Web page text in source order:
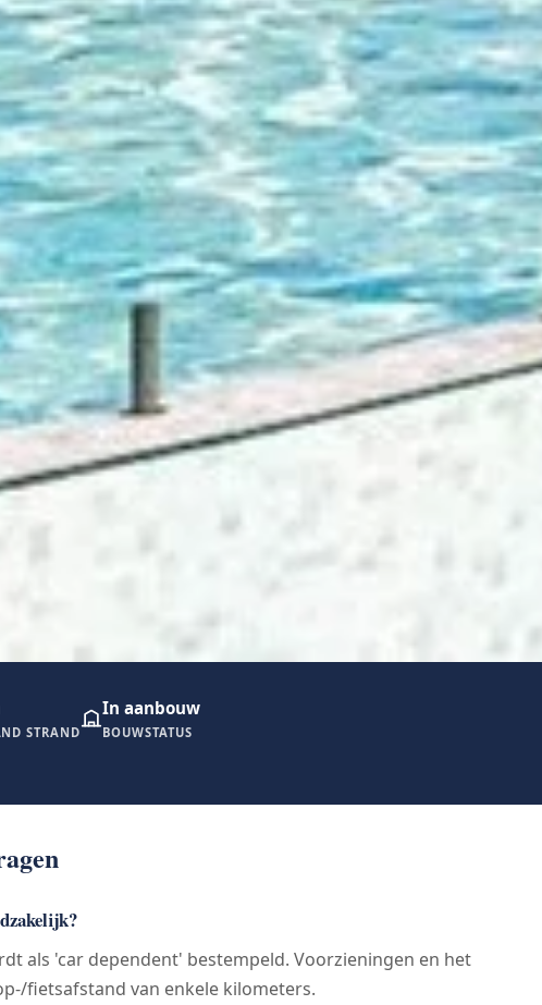
STRAND
In aanbouw
BOUWSTATUS
als 'car dependent' bestempeld. Voorzieningen en het
fietsafstand van enkele kilometers.